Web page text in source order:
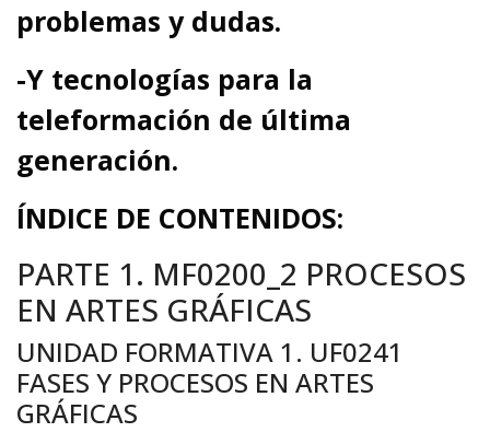
problemas y dudas.
-Y tecnologías para la
teleformación de última
generación.
ÍNDICE DE CONTENIDOS:
PARTE 1. MF0200_2 PROCESOS
EN ARTES GRÁFICAS
UNIDAD FORMATIVA 1. UF0241
FASES Y PROCESOS EN ARTES
GRÁFICAS